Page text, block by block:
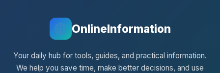
OnlineInformation
Your daily hub for tools, guides, and practical information.
We help you save time, make better decisions, and use